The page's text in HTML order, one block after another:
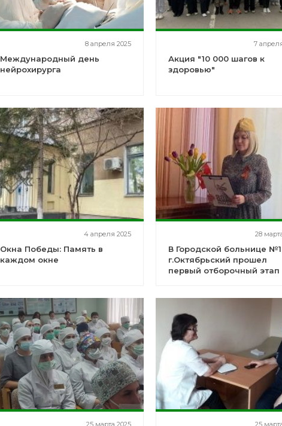
8 апреля 2025
Международный день
нейрохирурга
7
Акция "10 000 шагов к
здоровью"
4 апреля 2025
Окна Победы: Память в
каждом окне
28
В Городской больнице №1
г.Октябрьский прошел
первый отборочный этап
25 марта 2025 25